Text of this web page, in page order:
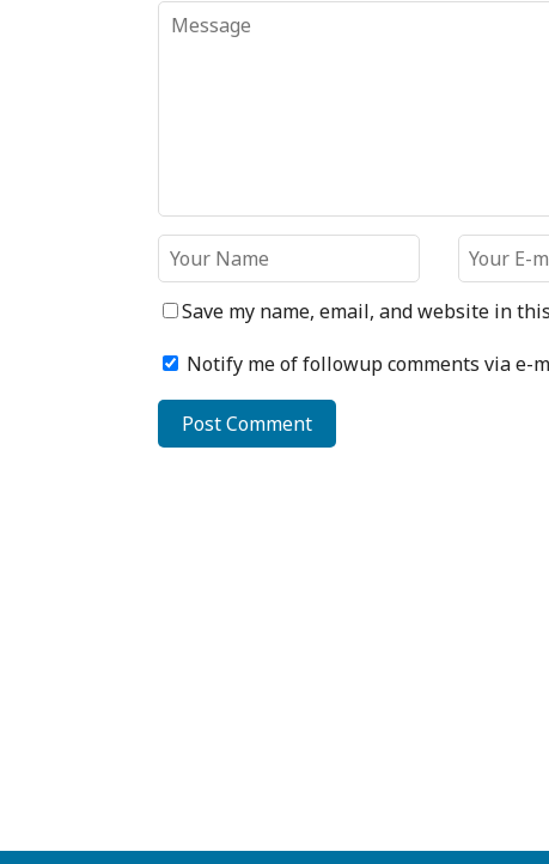
Save my name, email, and website in
Notify me of followup comments via e-